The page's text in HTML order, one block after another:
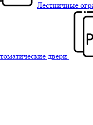
Лестничные
двери